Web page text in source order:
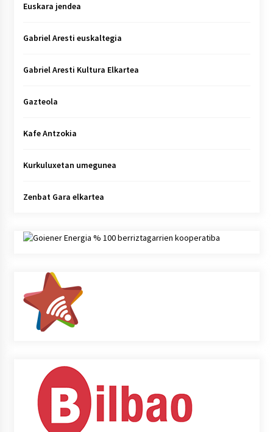
Euskara jendea
Gabriel Aresti euskaltegia
Gabriel Aresti Kultura Elkartea
Gazteola
Kafe Antzokia
Kurkuluxetan umegunea
Zenbat Gara elkartea